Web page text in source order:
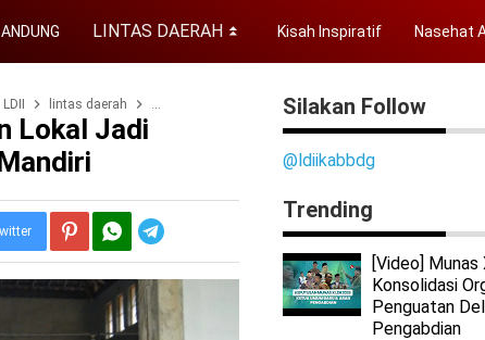
LINTAS DAERAH ⏬ Kisah Inspiratif Nasehat
lintas daerah Pemberdayaan Perempuan Purwakarta Keputrian
Lokal Jadi
Silakan Follow
@ldiikabbdg
Trending
[Video]
Konsolidasi
Penguatan
Pengabdian